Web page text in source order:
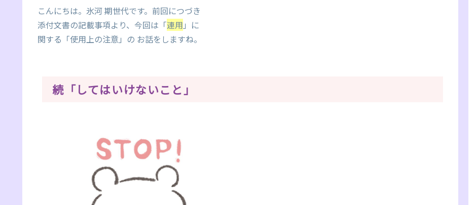
こんにちは。氷河 期世代です。前回につづき
添付文書の記載事項より、今回は「連用 」に
関する「使用上の注意」の お話をしますね。
続「してはいけないこと」